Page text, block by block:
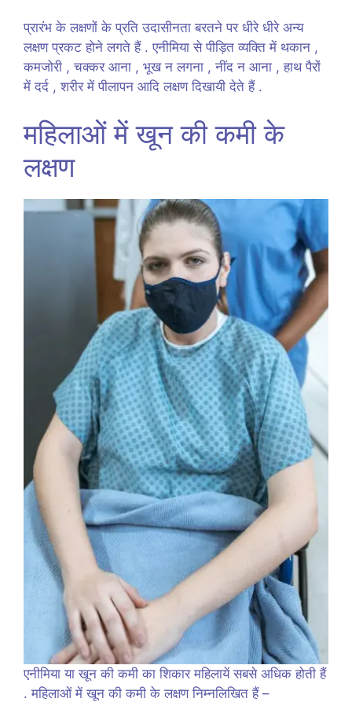
प्रारंभ के लक्षणों के प्रति उदासीनता बरतने पर धीरे धीरे अन्य
लक्षण प्रकट होने लगते हैं . एनीमिया से पीड़ित व्यक्ति में थकान ,
कमजोरी , चक्कर आना , भूख न लगना , नींद न आना , हाथ पैरों
में दर्द , शरीर में पीलापन आदि लक्षण दिखायी देते हैं .
महिलाओं में खून की कमी के
लक्षण
एनीमिया या खून की कमी का शिकार महिलायें सबसे अधिक होती हैं
. महिलाओं में खून की कमी के लक्षण निम्नलिखित हैं –